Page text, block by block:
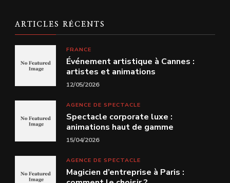
ARTICLES RÉCENTS
FRANCE
Événement artistique à Cannes :
artistes et animations
12/05/2026
AGENCE DE SPECTACLE
Spectacle corporate luxe :
animations haut de gamme
15/04/2026
AGENCE DE SPECTACLE
Magicien d’entreprise à Paris :